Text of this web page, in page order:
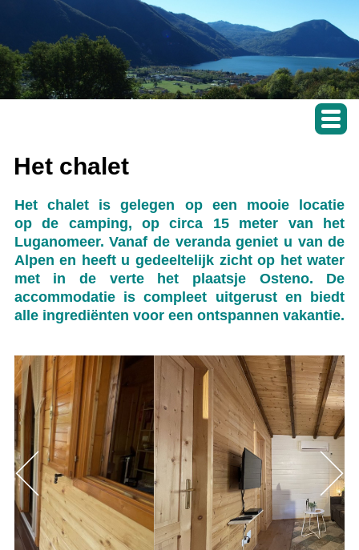
Het chalet
Het chalet is gelegen op een mooie locatie
op de camping, op circa 15 meter van het
Luganomeer. Vanaf de veranda geniet u van de
Alpen en heeft u gedeeltelijk zicht op het water
met in de verte het plaatsje Osteno. De
accommodatie is compleet uitgerust en biedt
alle ingrediënten voor een ontspannen vakantie.